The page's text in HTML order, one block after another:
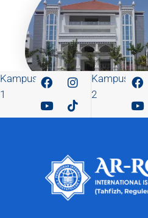
Kampus
1
Kampus
2